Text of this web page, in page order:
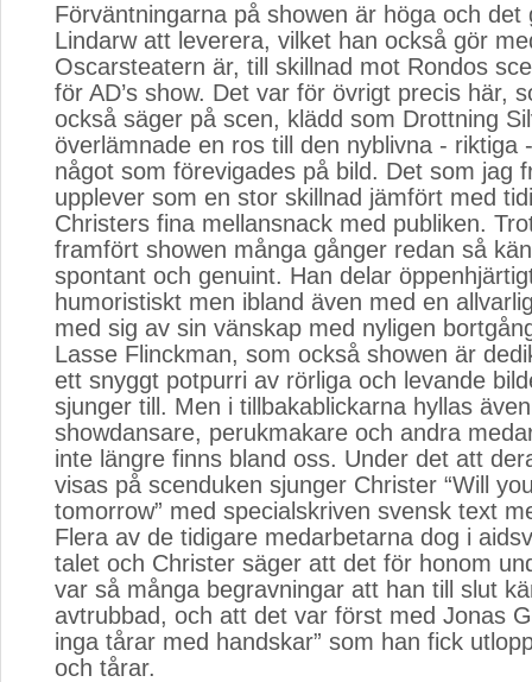
Förväntningarna på showen är höga och det
Lindarw att leverera, vilket han också gör
Oscarsteatern är, till skillnad mot Rondos
för AD’s show. Det var för övrigt precis här,
också säger på scen, klädd som Drottning
överlämnade en ros till den nyblivna - riktiga
något som förevigades på bild. Det som jag
upplever som en stor skillnad jämfört med
Christers fina mellansnack med publiken.
framfört showen många gånger redan så
spontant och genuint. Han delar
humoristiskt men ibland även med en
med sig av sin vänskap med nyligen
Lasse Flinckman, som också showen är
ett snyggt potpurri av rörliga och levande
sjunger till. Men i tillbakablickarna hyllas
showdansare, perukmakare och andra
inte längre finns bland oss. Under det att
visas på scenduken sjunger Christer “Will
tomorrow” med specialskriven svensk text
Flera av de tidigare medarbetarna dog i
talet och Christer säger att det för honom
var så många begravningar att han till slut
avtrubbad, och att det var först med Jonas
inga tårar med handskar” som han fick
och tårar.